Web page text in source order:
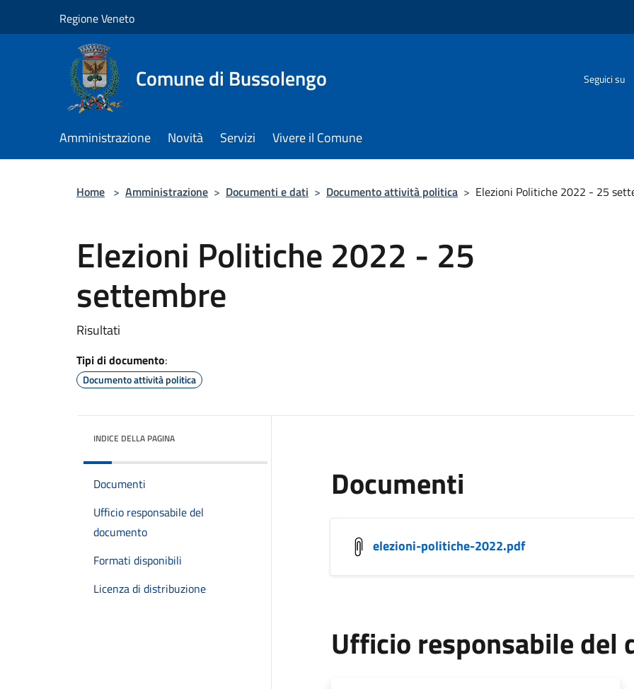
Regione Veneto
Comune di Bussolengo Seguici su
Amministrazione Novità Servizi Vivere il Comune
Home > Amministrazione > Documenti e dati > Documento attività politica > Elezioni Politiche 2022 - 25
Elezioni Politiche 2022 - 25
settembre
Risultati
Tipi di documento:
Documento attività politica
INDICE DELLA PAGINA
Documenti
Ufficio responsabile del
documento
Formati disponibili
Licenza di distribuzione
Documenti
elezioni-politiche-2022.pdf
Ufficio responsabile del